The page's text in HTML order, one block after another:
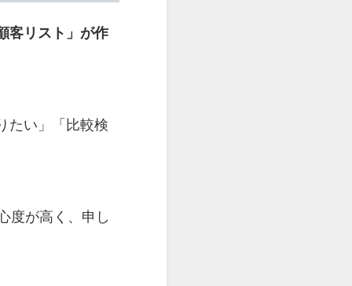
客リスト」が作
たい」「比較検
度が高く、申し